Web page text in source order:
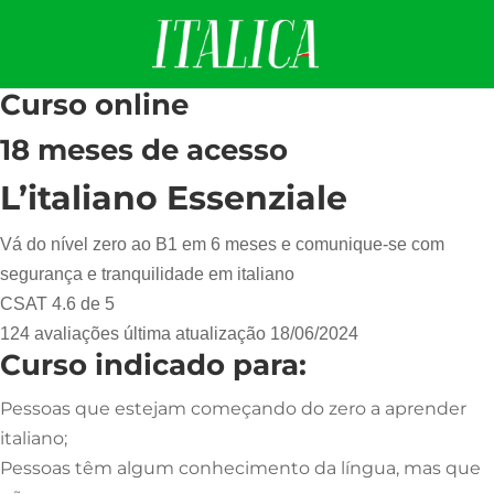
Curso online
18 meses de acesso
L’italiano Essenziale
Vá do nível zero ao B1 em 6 meses e comunique-se com
segurança e tranquilidade em italiano
CSAT 4.6 de 5
124 avaliações última atualização 18/06/2024
Curso indicado para:
Pessoas que estejam começando do zero a aprender
italiano;
Pessoas têm algum conhecimento da língua, mas que